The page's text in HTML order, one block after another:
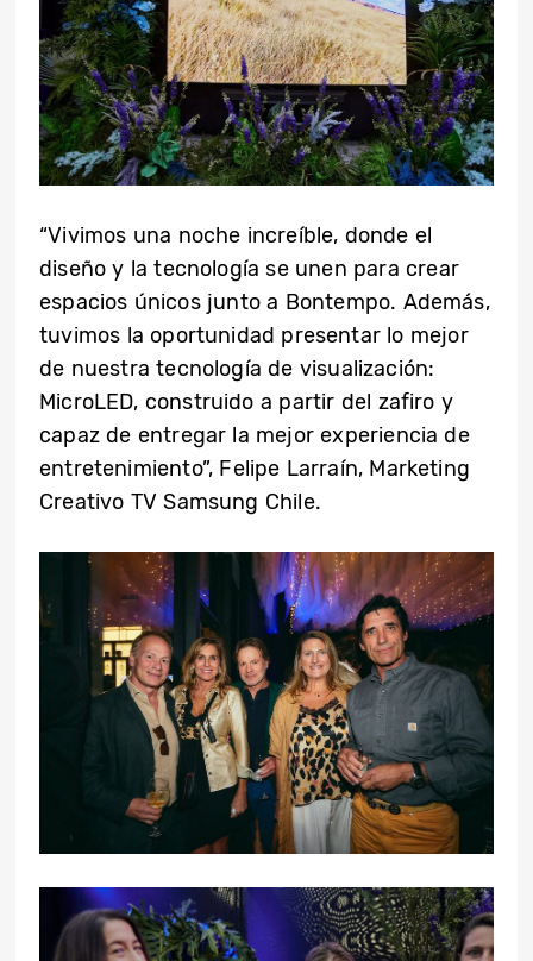
“Vivimos una noche increíble, donde el
diseño y la tecnología se unen para crear
espacios únicos junto a Bontempo. Además,
tuvimos la oportunidad presentar lo mejor
de nuestra tecnología de visualización:
MicroLED, construido a partir del zafiro y
capaz de entregar la mejor experiencia de
entretenimiento”, Felipe Larraín, Marketing
Creativo TV Samsung Chile.